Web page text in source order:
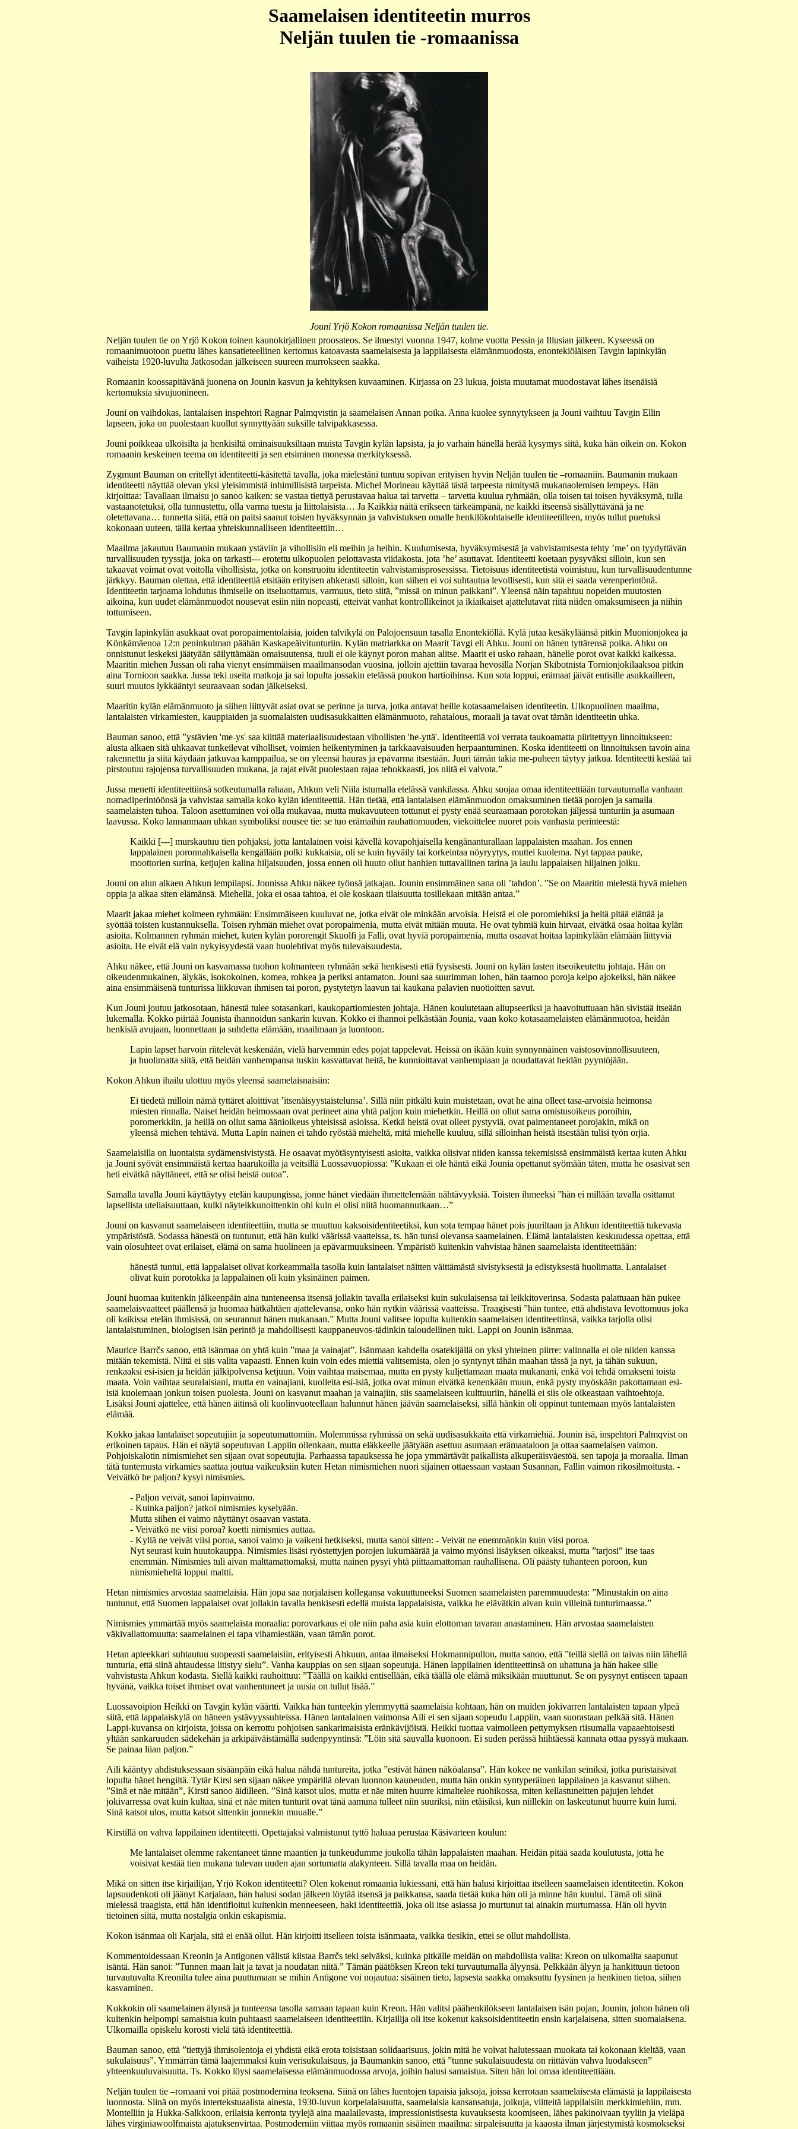
Saamelaisen identiteetin murros
Neljän tuulen tie -romaanissa
Jouni Yrjö Kokon romaanissa Neljän tuulen tie.
Neljän tuulen tie on Yrjö Kokon toinen kaunokirjallinen proosateos. Se ilmestyi vuonna 1947, kolme vuotta Pessin ja Illusian jälkeen. Kyseessä on
romaanimuotoon puettu lähes kansatieteellinen kertomus katoavasta saamelaisesta ja lappilaisesta elämänmuodosta, enontekiöläisen Tavgin lapinkylän
vaiheista 1920-luvulta Jatkosodan jälkeiseen suureen murrokseen saakka.
Romaanin koossapitävänä juonena on Jounin kasvun ja kehityksen kuvaaminen. Kirjassa on 23 lukua, joista muutamat muodostavat lähes itsenäisiä
kertomuksia sivujuonineen.
Jouni on vaihdokas, lantalaisen inspehtori Ragnar Palmqvistin ja saamelaisen Annan poika. Anna kuolee synnytykseen ja Jouni vaihtuu Tavgin Ellin
lapseen, joka on puolestaan kuollut synnyttyään suksille talvipakkasessa.
Jouni poikkeaa ulkoisilta ja henkisiltä ominaisuuksiltaan muista Tavgin kylän lapsista, ja jo varhain hänellä herää kysymys siitä, kuka hän oikein on. Kokon
romaanin keskeinen teema on identiteetti ja sen etsiminen monessa merkityksessä.
Zygmunt Bauman on eritellyt identiteetti-käsitettä tavalla, joka mielestäni tuntuu sopivan erityisen hyvin Neljän tuulen tie –romaaniin. Baumanin mukaan
identiteetti näyttää olevan yksi yleisimmistä inhimillisistä tarpeista. Michel Morineau käyttää tästä tarpeesta nimitystä mukanaolemisen lempeys. Hän
kirjoittaa: Tavallaan ilmaisu jo sanoo kaiken: se vastaa tiettyä perustavaa halua tai tarvetta – tarvetta kuulua ryhmään, olla toisen tai toisen hyväksymä, tulla
vastaanotetuksi, olla tunnustettu, olla varma tuesta ja liittolaisista… Ja Kaikkia näitä erikseen tärkeämpänä, ne kaikki itseensä sisällyttävänä ja ne
oletettavana… tunnetta siitä, että on paitsi saanut toisten hyväksynnän ja vahvistuksen omalle henkilökohtaiselle identiteetilleen, myös tullut puetuksi
kokonaan uuteen, tällä kertaa yhteiskunnalliseen identiteettiin…
Maailma jakautuu Baumanin mukaan ystäviin ja vihollisiin eli meihin ja heihin. Kuulumisesta, hyväksymisestä ja vahvistamisesta tehty ’me’ on tyydyttävän
turvallisuuden tyyssija, joka on tarkasti--- erotettu ulkopuolen pelottavasta viidakosta, jota ’he’ asuttavat. Identiteetti koetaan pysyväksi silloin, kun sen
takaavat voimat ovat voitolla vihollisista, jotka on konstruoitu identiteetin vahvistamisprosessissa. Tietoisuus identiteetistä voimistuu, kun turvallisuudentunne
järkkyy. Bauman olettaa, että identiteettiä etsitään erityisen ahkerasti silloin, kun siihen ei voi suhtautua levollisesti, kun sitä ei saada verenperintönä.
Identiteetin tarjoama lohdutus ihmiselle on itseluottamus, varmuus, tieto siitä, ”missä on minun paikkani”. Yleensä näin tapahtuu nopeiden muutosten
aikoina, kun uudet elämänmuodot nousevat esiin niin nopeasti, etteivät vanhat kontrollikeinot ja ikiaikaiset ajattelutavat riitä niiden omaksumiseen ja niihin
tottumiseen.
Tavgin lapinkylän asukkaat ovat poropaimentolaisia, joiden talvikylä on Palojoensuun tasalla Enontekiöllä. Kylä jutaa kesäkyläänsä pitkin Muonionjokea ja
Könkämäenoa 12:n peninkulman päähän Kaskapeäivitunturiin. Kylän matriarkka on Maarit Tavgi eli Ahku. Jouni on hänen tyttärensä poika. Ahku on
onnistunut leskeksi jäätyään säilyttämään omaisuutensa, tuuli ei ole käynyt poron mahan alitse. Maarit ei usko rahaan, hänelle porot ovat kaikki kaikessa.
Maaritin miehen Jussan oli raha vienyt ensimmäisen maailmansodan vuosina, jolloin ajettiin tavaraa hevosilla Norjan Skibotnista Tornionjokilaaksoa pitkin
aina Tornioon saakka. Jussa teki useita matkoja ja sai lopulta jossakin etelässä puukon hartioihinsa. Kun sota loppui, erämaat jäivät entisille asukkailleen,
suuri muutos lykkääntyi seuraavaan sodan jälkeiseksi.
Maaritin kylän elämänmuoto ja siihen liittyvät asiat ovat se perinne ja turva, jotka antavat heille kotasaamelaisen identiteetin. Ulkopuolinen maailma,
lantalaisten virkamiesten, kauppiaiden ja suomalaisten uudisasukkaitten elämänmuoto, rahatalous, moraali ja tavat ovat tämän identiteetin uhka.
Bauman sanoo, että ”ystävien 'me-ys' saa kiittää materiaalisuudestaan vihollisten 'he-yttä'. Identiteettiä voi verrata taukoamatta piiritettyyn linnoitukseen:
alusta alkaen sitä uhkaavat tunkeilevat viholliset, voimien heikentyminen ja tarkkaavaisuuden herpaantuminen. Koska identiteetti on linnoituksen tavoin aina
rakennettu ja siitä käydään jatkuvaa kamppailua, se on yleensä hauras ja epävarma itsestään. Juuri tämän takia me-puheen täytyy jatkua. Identiteetti kestää tai
pirstoutuu rajojensa turvallisuuden mukana, ja rajat eivät puolestaan rajaa tehokkaasti, jos niitä ei valvota.”
Jussa menetti identiteettiinsä sotkeutumalla rahaan, Ahkun veli Niila istumalla etelässä vankilassa. Ahku suojaa omaa identiteettiään turvautumalla vanhaan
nomadiperintöönsä ja vahvistaa samalla koko kylän identiteettiä. Hän tietää, että lantalaisen elämänmuodon omaksuminen tietää porojen ja samalla
saamelaisten tuhoa. Taloon asettuminen voi olla mukavaa, mutta mukavuuteen tottunut ei pysty enää seuraamaan porotokan jäljessä tunturiin ja asumaan
laavussa. Koko lannanmaan uhkan symboliksi nousee tie: se tuo erämaihin rauhattomuuden, viekoittelee nuoret pois vanhasta perinteestä:
Kaikki [---] murskautuu tien pohjaksi, jotta lantalainen voisi kävellä kovapohjaisella kengänanturallaan lappalaisten maahan. Jos ennen
lappalainen poronnahkaisella kengällään polki kukkaisia, oli se kuin hyväily tai korkeintaa nöyryytys, muttei kuolema. Nyt tappaa pauke,
moottorien surina, ketjujen kalina hiljaisuuden, jossa ennen oli huuto ollut hanhien tuttavallinen tarina ja laulu lappalaisen hiljainen joiku.
Jouni on alun alkaen Ahkun lempilapsi. Jounissa Ahku näkee työnsä jatkajan. Jounin ensimmäinen sana oli ’tahdon’. ”Se on Maaritin mielestä hyvä miehen
oppia ja alkaa siten elämänsä. Miehellä, joka ei osaa tahtoa, ei ole koskaan tilaisuutta tosillekaan mitään antaa.”
Maarit jakaa miehet kolmeen ryhmään: Ensimmäiseen kuuluvat ne, jotka eivät ole minkään arvoisia. Heistä ei ole poromiehiksi ja heitä pitää elättää ja
syöttää toisten kustannuksella. Toisen ryhmän miehet ovat poropaimenia, mutta eivät mitään muuta. He ovat tyhmiä kuin hirvaat, eivätkä osaa hoitaa kylän
asioita. Kolmannen ryhmän miehet, kuten kylän pororengit Skuolfi ja Falli, ovat hyviä poropaimenia, mutta osaavat hoitaa lapinkylään elämään liittyviä
asioita. He eivät elä vain nykyisyydestä vaan huolehtivat myös tulevaisuudesta.
Ahku näkee, että Jouni on kasvamassa tuohon kolmanteen ryhmään sekä henkisesti että fyysisesti. Jouni on kylän lasten itseoikeutettu johtaja. Hän on
oikeudenmukainen, älykäs, isokokoinen, komea, rohkea ja periksi antamaton. Jouni saa suurimman lohen, hän taamoo poroja kelpo ajokeiksi, hän näkee
aina ensimmäisenä tunturissa liikkuvan ihmisen tai poron, pystytetyn laavun tai kaukana palavien nuotioitten savut.
Kun Jouni joutuu jatkosotaan, hänestä tulee sotasankari, kaukopartiomiesten johtaja. Hänen koulutetaan aliupseeriksi ja haavoituttuaan hän sivistää itseään
lukemalla. Kokko piirtää Jounista ihannoidun sankarin kuvan. Kokko ei ihannoi pelkästään Jounia, vaan koko kotasaamelaisten elämänmuotoa, heidän
henkisiä avujaan, luonnettaan ja suhdetta elämään, maailmaan ja luontoon.
Lapin lapset harvoin riitelevät keskenään, vielä harvemmin edes pojat tappelevat. Heissä on ikään kuin synnynnäinen vaistosovinnollisuuteen,
ja huolimatta siitä, että heidän vanhempansa tuskin kasvattavat heitä, he kunnioittavat vanhempiaan ja noudattavat heidän pyyntöjään.
Kokon Ahkun ihailu ulottuu myös yleensä saamelaisnaisiin:
Ei tiedetä milloin nämä tyttäret aloittivat ’itsenäisyystaistelunsa’. Sillä niin pitkälti kuin muistetaan, ovat he aina olleet tasa-arvoisia heimonsa
miesten rinnalla. Naiset heidän heimossaan ovat perineet aina yhtä paljon kuin miehetkin. Heillä on ollut sama omistusoikeus poroihin,
poromerkkiin, ja heillä on ollut sama äänioikeus yhteisissä asioissa. Ketkä heistä ovat olleet pystyviä, ovat paimentaneet porojakin, mikä on
yleensä miehen tehtävä. Mutta Lapin nainen ei tahdo ryöstää mieheltä, mitä miehelle kuuluu, sillä silloinhan heistä itsestään tulisi työn orjia.
Saamelaisilla on luontaista sydämensivistystä. He osaavat myötäsyntyisesti asioita, vaikka olisivat niiden kanssa tekemisissä ensimmäistä kertaa kuten Ahku
ja Jouni syövät ensimmäistä kertaa haarukoilla ja veitsillä Luossavuopiossa: ”Kukaan ei ole häntä eikä Jounia opettanut syömään täten, mutta he osasivat sen
heti eivätkä näyttäneet, että se olisi heistä outoa”.
Samalla tavalla Jouni käyttäytyy etelän kaupungissa, jonne hänet viedään ihmettelemään nähtävyyksiä. Toisten ihmeeksi ”hän ei millään tavalla osittanut
lapsellista uteliaisuuttaan, kulki näyteikkunoittenkin ohi kuin ei olisi niitä huomannutkaan…”
Jouni on kasvanut saamelaiseen identiteettiin, mutta se muuttuu kaksoisidentiteetiksi, kun sota tempaa hänet pois juuriltaan ja Ahkun identiteettiä tukevasta
ympäristöstä. Sodassa hänestä on tuntunut, että hän kulki väärissä vaatteissa, ts. hän tunsi olevansa saamelainen. Elämä lantalaisten keskuudessa opettaa, että
vain olosuhteet ovat erilaiset, elämä on sama huolineen ja epävarmuuksineen. Ympäristö kuitenkin vahvistaa hänen saamelaista identiteettiään:
hänestä tuntui, että lappalaiset olivat korkeammalla tasolla kuin lantalaiset näitten väittämästä sivistyksestä ja edistyksestä huolimatta. Lantalaiset
olivat kuin porotokka ja lappalainen oli kuin yksinäinen paimen.
Jouni huomaa kuitenkin jälkeenpäin aina tunteneensa itsensä jollakin tavalla erilaiseksi kuin sukulaisensa tai leikkitoverinsa. Sodasta palattuaan hän pukee
saamelaisvaatteet päällensä ja huomaa hätkähtäen ajattelevansa, onko hän nytkin väärissä vaatteissa. Traagisesti ”hän tuntee, että ahdistava levottomuus joka
oli kaikissa etelän ihmisissä, on seurannut hänen mukanaan.” Mutta Jouni valitsee lopulta kuitenkin saamelaisen identiteettinsä, vaikka tarjolla olisi
lantalaistuminen, biologisen isän perintö ja mahdollisesti kauppaneuvos-tädinkin taloudellinen tuki. Lappi on Jounin isänmaa.
Maurice Barrčs sanoo, että isänmaa on yhtä kuin ”maa ja vainajat”. Isänmaan kahdella osatekijällä on yksi yhteinen piirre: valinnalla ei ole niiden kanssa
mitään tekemistä. Niitä ei siis valita vapaasti. Ennen kuin voin edes miettiä valitsemista, olen jo syntynyt tähän maahan tässä ja nyt, ja tähän sukuun,
renkaaksi esi-isien ja heidän jälkipolvensa ketjuun. Voin vaihtaa maisemaa, mutta en pysty kuljettamaan maata mukanani, enkä voi tehdä omakseni toista
maata. Voin vaihtaa seuralaisiani, mutta en vainajiani, kuolleita esi-isiä, jotka ovat minun eivätkä kenenkään muun, enkä pysty myöskään pakottamaan esi-
isiä kuolemaan jonkun toisen puolesta. Jouni on kasvanut maahan ja vainajiin, siis saamelaiseen kulttuuriin, hänellä ei siis ole oikeastaan vaihtoehtoja.
Lisäksi Jouni ajattelee, että hänen äitinsä oli kuolinvuoteellaan halunnut hänen jäävän saamelaiseksi, sillä hänkin oli oppinut tuntemaan myös lantalaisten
elämää.
Kokko jakaa lantalaiset sopeutujiin ja sopeutumattomiin. Molemmissa ryhmissä on sekä uudisasukkaita että virkamiehiä. Jounin isä, inspehtori Palmqvist on
erikoinen tapaus. Hän ei näytä sopeutuvan Lappiin ollenkaan, mutta eläkkeelle jäätyään asettuu asumaan erämaataloon ja ottaa saamelaisen vaimon.
Pohjoiskalotin nimismiehet sen sijaan ovat sopeutujia. Parhaassa tapauksessa he jopa ymmärtävät paikallista alkuperäisväestöä, sen tapoja ja moraalia. Ilman
tätä tuntemusta virkamies saattaa joutua vaikeuksiin kuten Hetan nimismiehen nuori sijainen ottaessaan vastaan Susannan, Fallin vaimon rikosilmoitusta. -
Veivätkö he paljon? kysyi nimismies.
- Paljon veivät, sanoi lapinvaimo.
- Kuinka paljon? jatkoi nimismies kyselyään.
Mutta siihen ei vaimo näyttänyt osaavan vastata.
- Veivätkö ne viisi poroa? koetti nimismies auttaa.
- Kyllä ne veivät viisi poroa, sanoi vaimo ja vaikeni hetkiseksi, mutta sanoi sitten: - Veivät ne enemmänkin kuin viisi poroa.
Nyt seurasi kuin huutokauppa. Nimismies lisäsi ryöstettyjen porojen lukumäärää ja vaimo myönsi lisäyksen oikeaksi, mutta ”tarjosi” itse taas
enemmän. Nimismies tuli aivan malttamattomaksi, mutta nainen pysyi yhtä piittaamattoman rauhallisena. Oli päästy tuhanteen poroon, kun
nimismieheltä loppui maltti.
Hetan nimismies arvostaa saamelaisia. Hän jopa saa norjalaisen kollegansa vakuuttuneeksi Suomen saamelaisten paremmuudesta: ”Minustakin on aina
tuntunut, että Suomen lappalaiset ovat jollakin tavalla henkisesti edellä muista lappalaisista, vaikka he elävätkin aivan kuin villeinä tunturimaassa.”
Nimismies ymmärtää myös saamelaista moraalia: porovarkaus ei ole niin paha asia kuin elottoman tavaran anastaminen. Hän arvostaa saamelaisten
väkivallattomuutta: saamelainen ei tapa vihamiestään, vaan tämän porot.
Hetan apteekkari suhtautuu suopeasti saamelaisiin, erityisesti Ahkuun, antaa ilmaiseksi Hokmannipullon, mutta sanoo, että ”teillä siellä on taivas niin lähellä
tunturia, että siinä ahtaudessa litistyy sielu”. Vanha kauppias on sen sijaan sopeutuja. Hänen lappilainen identiteettinsä on uhattuna ja hän hakee sille
vahvistusta Ahkun kodasta. Siellä kaikki rauhoittuu: ”Täällä on kaikki entisellään, eikä täällä ole elämä miksikään muuttunut. Se on pysynyt entiseen tapaan
hyvänä, vaikka toiset ihmiset ovat vanhentuneet ja uusia on tullut lisää.”
Luossavoipion Heikki on Tavgin kylän väärtti. Vaikka hän tunteekin ylemmyyttä saamelaisia kohtaan, hän on muiden jokivarren lantalaisten tapaan ylpeä
siitä, että lappalaiskylä on häneen ystävyyssuhteissa. Hänen lantalainen vaimonsa Aili ei sen sijaan sopeudu Lappiin, vaan suorastaan pelkää sitä. Hänen
Lappi-kuvansa on kirjoista, joissa on kerrottu pohjoisen sankarimaisista eränkävijöistä. Heikki tuottaa vaimolleen pettymyksen riisumalla vapaaehtoisesti
yltään sankaruuden sädekehän ja arkipäiväistämällä sudenpyyntinsä: ”Löin sitä sauvalla kuonoon. Ei suden perässä hiihtäessä kannata ottaa pyssyä mukaan.
Se painaa liian paljon.”
Aili kääntyy ahdistuksessaan sisäänpäin eikä halua nähdä tuntureita, jotka ”estivät hänen näköalansa”. Hän kokee ne vankilan seiniksi, jotka puristaisivat
lopulta hänet hengiltä. Tytär Kirsi sen sijaan näkee ympärillä olevan luonnon kauneuden, mutta hän onkin syntyperäinen lappilainen ja kasvanut siihen.
”Sinä et näe mitään”, Kirsti sanoo äidilleen. ”Sinä katsot ulos, mutta et näe miten huurre kimaltelee ruohikossa, miten kellastuneitten pajujen lehdet
jokivarressa ovat kuin kultaa, sinä et näe miten tunturit ovat tänä aamuna tulleet niin suuriksi, niin etäisiksi, kun niillekin on laskeutunut huurre kuin lumi.
Sinä katsot ulos, mutta katsot sittenkin jonnekin muualle.”
Kirstillä on vahva lappilainen identiteetti. Opettajaksi valmistunut tyttö haluaa perustaa Käsivarteen koulun:
Me lantalaiset olemme rakentaneet tänne maantien ja tunkeudumme joukolla tähän lappalaisten maahan. Heidän pitää saada koulutusta, jotta he
voisivat kestää tien mukana tulevan uuden ajan sortumatta alakynteen. Sillä tavalla maa on heidän.
Mikä on sitten itse kirjailijan, Yrjö Kokon identiteetti? Olen kokenut romaania lukiessani, että hän halusi kirjoittaa itselleen saamelaisen identiteetin. Kokon
lapsuudenkoti oli jäänyt Karjalaan, hän halusi sodan jälkeen löytää itsensä ja paikkansa, saada tietää kuka hän oli ja minne hän kuului. Tämä oli siinä
mielessä traagista, että hän identifioitui kuitenkin menneeseen, haki identiteettiä, joka oli itse asiassa jo murtunut tai ainakin murtumassa. Hän oli hyvin
tietoinen siitä, mutta nostalgia onkin eskapismia.
Kokon isänmaa oli Karjala, sitä ei enää ollut. Hän kirjoitti itselleen toista isänmaata, vaikka tiesikin, ettei se ollut mahdollista.
Kommentoidessaan Kreonin ja Antigonen välistä kiistaa Barrčs teki selväksi, kuinka pitkälle meidän on mahdollista valita: Kreon on ulkomailta saapunut
isäntä. Hän sanoi: ”Tunnen maan lait ja tavat ja noudatan niitä.” Tämän päätöksen Kreon teki turvautumalla älyynsä. Pelkkään älyyn ja hankittuun tietoon
turvautuvalta Kreonilta tulee aina puuttumaan se mihin Antigone voi nojautua: sisäinen tieto, lapsesta saakka omaksuttu fyysinen ja henkinen tietoa, siihen
kasvaminen.
Kokkokin oli saamelainen älynsä ja tunteensa tasolla samaan tapaan kuin Kreon. Hän valitsi päähenkilökseen lantalaisen isän pojan, Jounin, johon hänen oli
kuitenkin helpompi samaistua kuin puhtaasti saamelaiseen identiteettiin. Kirjailija oli itse kokenut kaksoisidentiteetin ensin karjalaisena, sitten suomalaisena.
Ulkomailla opiskelu korosti vielä tätä identiteettiä.
Bauman sanoo, että ”tiettyjä ihmisolentoja ei yhdistä eikä erota toisistaan solidaarisuus, jokin mitä he voivat halutessaan muokata tai kokonaan kieltää, vaan
sukulaisuus”. Ymmärrän tämä laajemmaksi kuin verisukulaisuus, ja Baumankin sanoo, että ”tunne sukulaisuudesta on riittävän vahva luodakseen”
yhteenkuuluvaisuutta. Ts. Kokko löysi saamelaisessa elämänmuodossa arvoja, joihin halusi samaistua. Siten hän loi omaa identiteettiään.
Neljän tuulen tie –romaani voi pitää postmodernina teoksena. Siinä on lähes luentojen tapaisia jaksoja, joissa kerrotaan saamelaisesta elämästä ja lappilaisesta
luonnosta. Siinä on myös intertekstuaalista ainesta, 1930-luvun korpelalaisuutta, saamelaisia kansansatuja, joikuja, viitteitä lappilaisiin merkkimiehiin, mm.
Montelliin ja Hukka-Salkkoon, erilaisia kerronta tyylejä aina maalailevasta, impressionistisesta kuvauksesta koomiseen, lähes pakinoivaan tyyliin ja vieläpä
lähes virginiawoolfmaista ajatuksenvirtaa. Postmoderniin viittaa myös romaanin sisäinen maailma: sirpaleisuutta ja kaaosta ilman järjestymistä kosmokseksi